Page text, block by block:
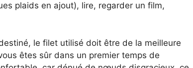
plaids en ajout), lire, regarder un film,
le filet utilisé doit être de la meilleure
êtes sûr dans un premier temps de